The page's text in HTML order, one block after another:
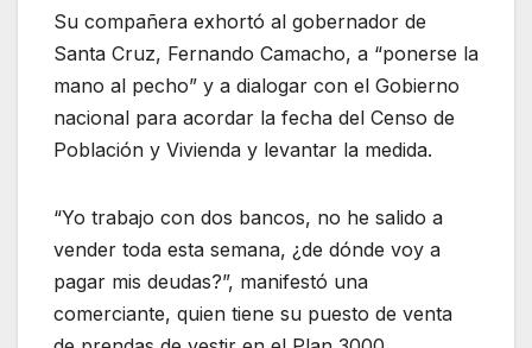
Su compañera exhortó al gobernador de
Santa Cruz, Fernando Camacho, a “ponerse la
mano al pecho” y a dialogar con el Gobierno
nacional para acordar la fecha del Censo de
Población y Vivienda y levantar la medida.
“Yo trabajo con dos bancos, no he salido a
vender toda esta semana, ¿de dónde voy a
pagar mis deudas?”, manifestó una
comerciante, quien tiene su puesto de venta